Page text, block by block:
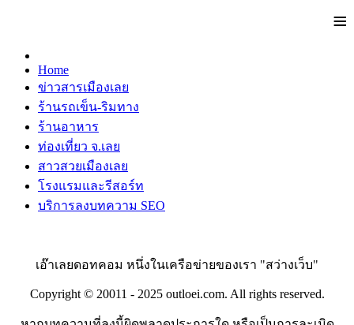
≡
Home
ข่าวสารเมืองเลย
ร้านรถเข็น-ริมทาง
ร้านอาหาร
ท่องเที่ยว จ.เลย
สาวสวยเมืองเลย
โรงแรมและรีสอร์ท
บริการลงบทความ SEO
เอ๊าเลยดอทคอม หนึ่งในเครือข่ายของเรา "สว่างเว็บ"
Copyright © 20011 - 2025 outloei.com. All rights reserved.